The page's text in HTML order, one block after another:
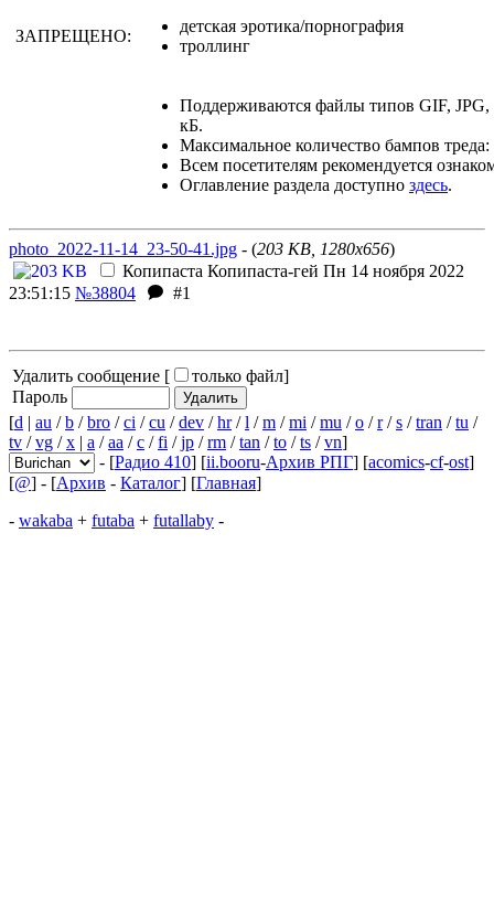
ЗАПРЕЩЕНО:
детская эротика/порнография
троллинг
Поддерживаются файлы типов GIF, JPG,
кБ.
Максимальное количество бампов треда:
Всем посетителям рекомендуется
Оглавление раздела доступно здесь.
photo_2022-11-14_23-50-41.jpg - (203 KB, 1280x656)
Копипаста Копипаста-гей Пн 14 ноября 2022
23:51:15 №38804 #1
Удалить сообщение [ только файл]
Пароль
[d | au /b /bro /ci /cu /dev /hr/l /m /mi /mu /o /r/s /tran /tu /
tv /vg /x | a /aa /c /fi /jp /rm /tan /to /ts /vn]
- [Радио 410] [ii.booru-Архив РПГ] [acomics-cf-ost]
[@] - [Архив - Каталог] [Главная]
- wakaba + futaba + futallaby -